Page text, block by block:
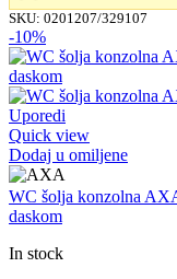
SKU: 0201207/329107
-10%
Uporedi
Quick view
Dodaj u omiljene
WC šolja konzolna
daskom
In stock